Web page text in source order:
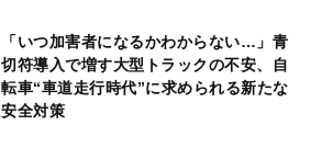
「いつ加害者になるかわからない…」青
切符導入で増す大型トラックの不安、自
転車“車道走行時代”に求められる新たな
安全対策